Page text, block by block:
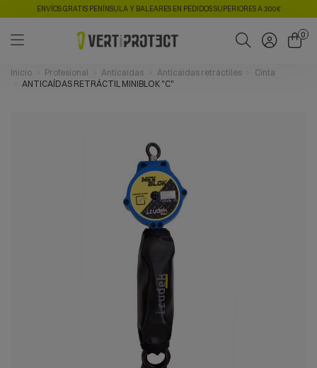
ENVÍOS GRATIS PENÍNSULA Y BALEARES EN PEDIDOS SUPERIORES A 300€
0
Inicio Profesional Anticaídas Anticaidas retráctiles
Cinta
ANTICAÍDAS RETRÁCTIL MINIBLOK "C"